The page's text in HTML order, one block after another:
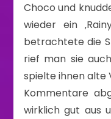
Choco und
wieder ein
betrachtete die
rief man sie
spielte ihnen alte
Kommentare
wirklich gut aus